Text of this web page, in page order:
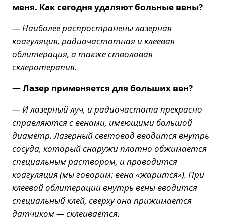
меня. Как сегодня удаляют больные вены?
— Наиболее распространены лазерная
коагуляция, радиочастотная и клеевая
облитерация, а также стволовая
склеротерапия.
— Лазер применяется для больших вен?
— И лазерный луч, и радиочастота прекрасно
справляются с венами, имеющими большой
диаметр. Лазерный световод вводится внутрь
сосуда, который снаружи плотно обжимается
специальным раствором, и проводится
коагуляция (мы говорим: вена «жарится»). При
клеевой облитерации внутрь вены вводится
специальный клей, сверху она прижимается
датчиком — склеивается.